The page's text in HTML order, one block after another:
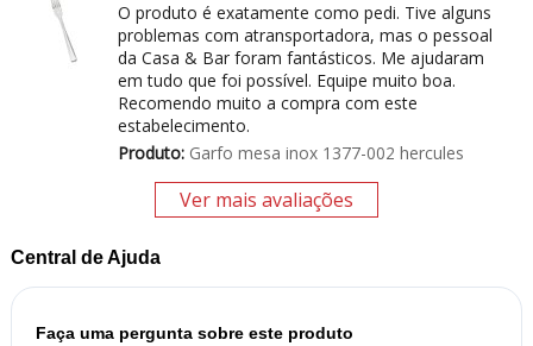
O produto é exatamente como pedi. Tive alguns
problemas com atransportadora, mas o pessoal
da Casa & Bar foram fantásticos. Me ajudaram
em tudo que foi possível. Equipe muito boa.
Recomendo muito a compra com este
estabelecimento.
Produto:Garfo mesa inox 1377-002 hercules
Ver mais avaliações
Central de Ajuda
Faça uma pergunta sobre este produto